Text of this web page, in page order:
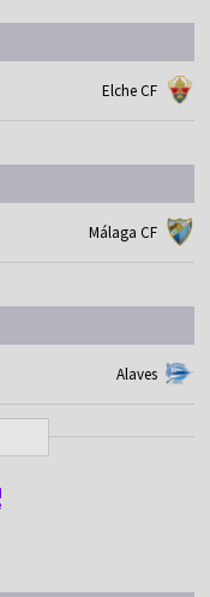
Elche CF
Málaga CF
Alaves